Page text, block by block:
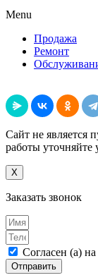
Menu
Продажа
Ремонт
Сайт не является
работы
X
Заказать звонок
Согласен (а)
Отправить